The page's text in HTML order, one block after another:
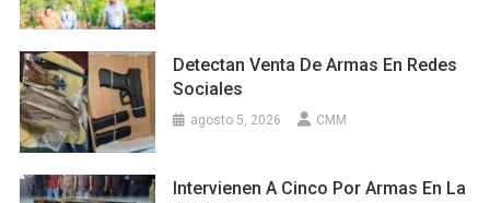
Detectan Venta De Armas En Redes
Sociales
agosto 5, 2026 CMM
Intervienen A Cinco Por Armas En La